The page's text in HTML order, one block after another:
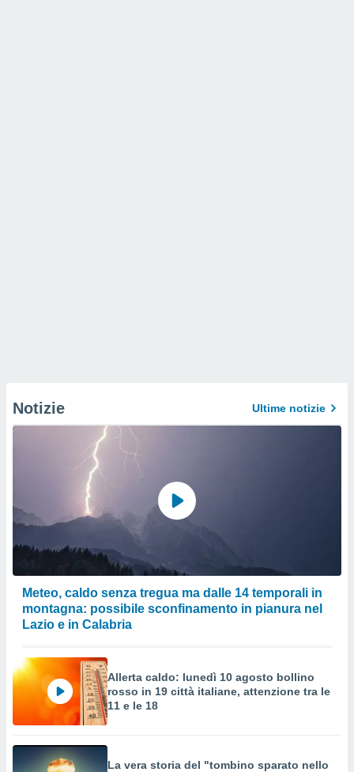
Notizie Ultime notizie
Meteo, caldo senza tregua ma dalle 14 temporali in
montagna: possibile sconfinamento in pianura nel
Lazio e in Calabria
Allerta caldo: lunedì 10 agosto bollino
rosso in 19 città italiane, attenzione tra le
11 e le 18
La vera storia del "tombino sparato nello